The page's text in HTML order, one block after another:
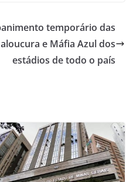
temporário das
e Máfia Azul dos
estádios de todo o país